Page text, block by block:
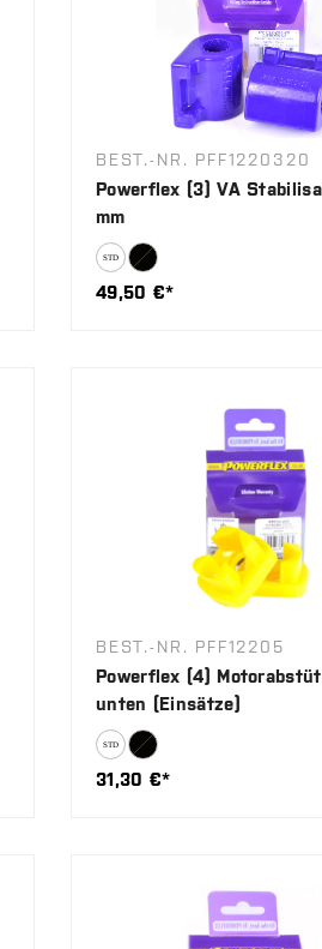
BEST.-NR. PFF1220320
Powerflex (3) VA
mm
49,50 €*
BEST.-NR. PFF12205
Powerflex (4)
unten (Einsätze)
31,30 €*